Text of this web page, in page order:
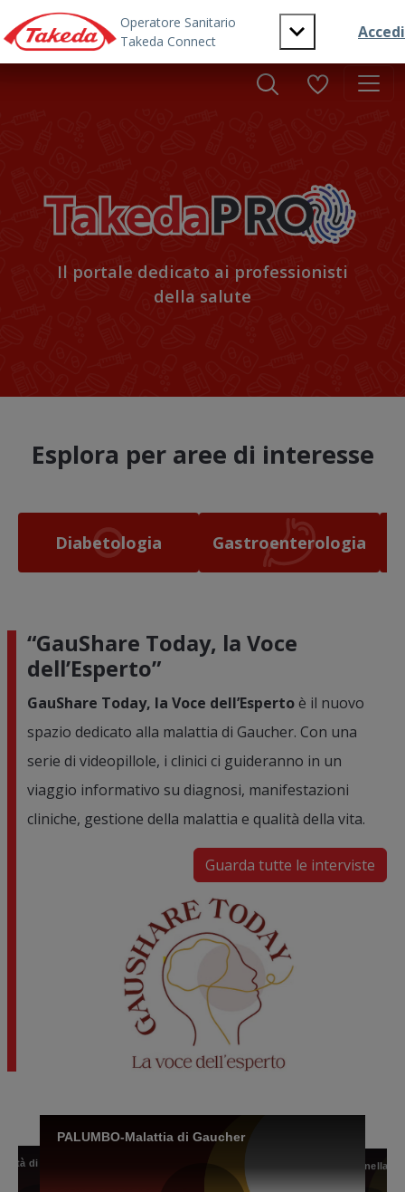
Skip to main content
Il portale dedicato ai professionisti
della salute
Esplora per aree di interesse
Diabetologia Gastroenterologia
“GauShare Today, la Voce
dell’Esperto”
GauShare Today, la Voce dell’Espertoè il nuovo
spazio dedicato alla malattia di Gaucher. Con una
serie di videopillole, i clinici ci guideranno in un
viaggio informativo su diagnosi, manifestazioni
cliniche, gestione della malattia e qualità della vita.
Guarda tutte le interviste
PALUMBO-Malattia di Gaucher